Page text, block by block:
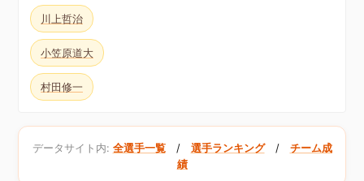
川上哲治
小笠原道大
村田修一
データサイト内: 全選手一覧/ 選手ランキング/ チーム成
績